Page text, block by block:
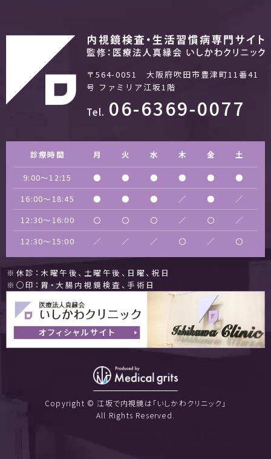
〒564-0051 大阪府吹田市豊津町11番41
号 ファミリア江坂1階
Tel. 06-6369-0077
診療時間 月 火 水 木 金
土
9:00〜12:15
● ● ● ● ●
●
16:00〜18:45
● ● ● ／ ●
／
12:30〜16:00
〇 〇 〇 ／ 〇
／
12:30〜15:00
／ ／ ／ 〇 ／ 〇
※休診：木曜午後、土曜午後、日曜、祝日
※○印：胃・大腸内視鏡検査、手術日
Copyright © 江坂で内視鏡は「いしかわクリニック」
All Rights Reserved.